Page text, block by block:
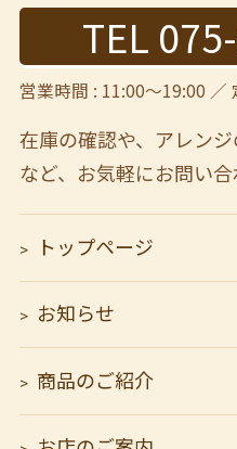
TEL
営業時間 : 11:00～19:00 ／
在庫の確認や、アレン
など、 お気軽にお問い合
トップページ
お知らせ
商品のご紹介